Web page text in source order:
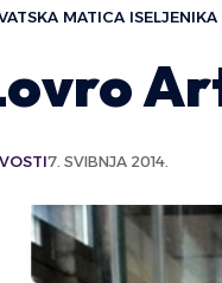
MATICA
7. SVIBNJA 2014.